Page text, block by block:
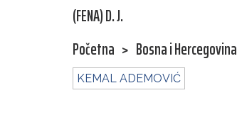
(FENA) D. J.
Početna > Bosna i Hercegovina
KEMAL ADEMOVIĆ